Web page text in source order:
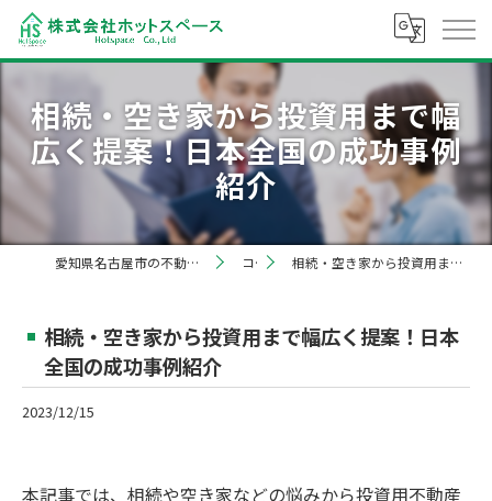
相続・空き家から投資用まで幅
広く提案！日本全国の成功事例
紹介
愛知県名古屋市の不動産売却なら株式会社ホットスペース コラム 相続・空き家から投資用まで幅広く提案！日本全国の成功事例紹介
相続・空き家から投資用まで幅広く提案！日本
全国の成功事例紹介
2023/12/15
本記事では、相続や空き家などの悩みから投資用不動産